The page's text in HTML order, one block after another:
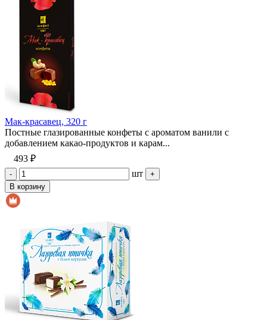
Мак-красавец, 320 г
Постные глазированные конфеты с ароматом ванили с
добавлением какао-продуктов и карам...
493 ₽
- шт
+
В корзину